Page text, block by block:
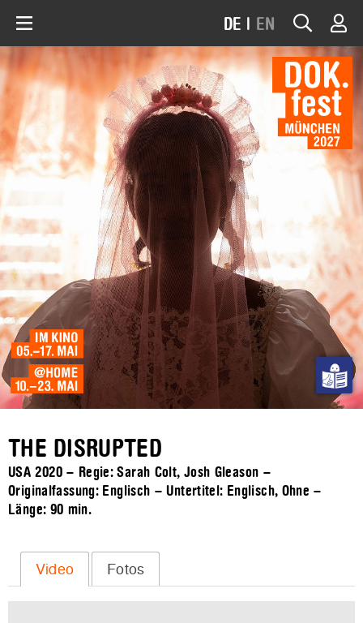
DE | EN
THE DISRUPTED
USA 2020 – Regie: Sarah Colt, Josh Gleason –
Originalfassung: Englisch – Untertitel: Englisch, Ohne –
Länge: 90 min.
Video Fotos